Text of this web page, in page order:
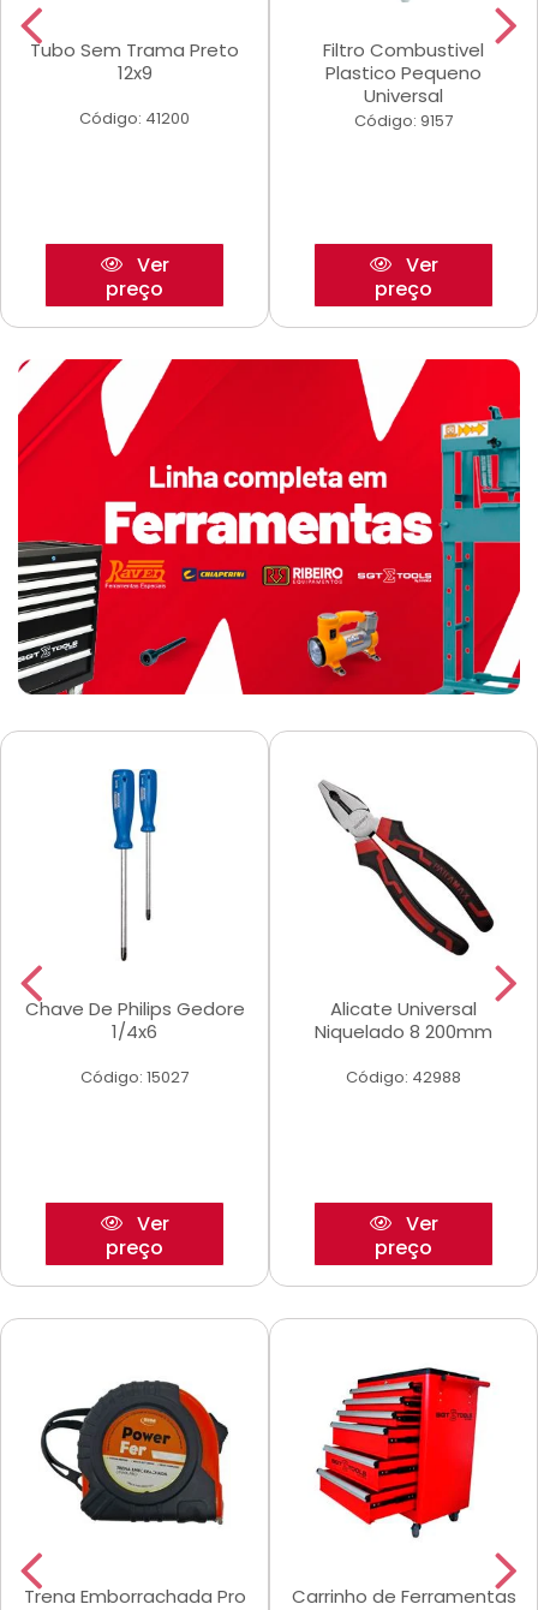
Tubo Sem Trama Preto
12x9
Código: 41200
Ver
preço
Filtro Combustivel
Plastico Pequeno
Universal
Código: 9157
Ver
preço
Chave De Philips Gedore
1/4x6
Código: 15027
Ver
preço
Alicate Universal
Niquelado 8 200mm
Código: 42988
Ver
preço
Trena Emborrachada Pro
Carrinho de Ferramentas